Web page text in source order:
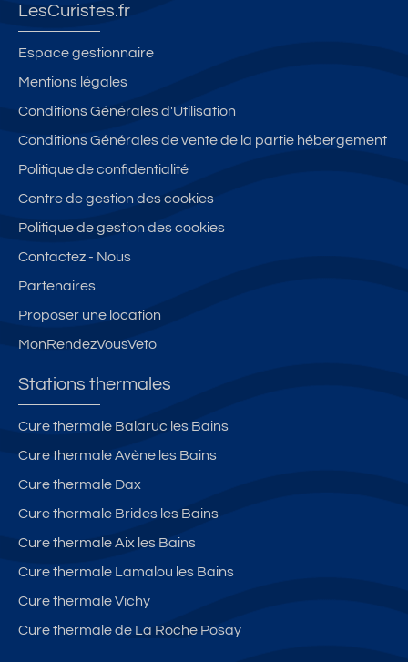
LesCuristes.fr
Espace gestionnaire
Mentions légales
Conditions Générales d'Utilisation
Conditions Générales de vente de la partie hébergement
Politique de confidentialité
Centre de gestion des cookies
Politique de gestion des cookies
Contactez - Nous
Partenaires
Proposer une location
MonRendezVousVeto
Stations thermales
Cure thermale Balaruc les Bains
Cure thermale Avène les Bains
Cure thermale Dax
Cure thermale Brides les Bains
Cure thermale Aix les Bains
Cure thermale Lamalou les Bains
Cure thermale Vichy
Cure thermale de La Roche Posay